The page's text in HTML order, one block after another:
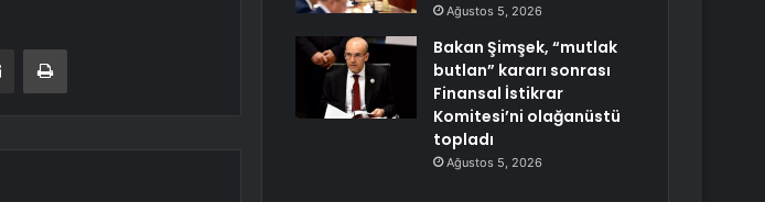
E-Posta ile paylaş Yazdır
Ağustos 5, 2026
Bakan Şimşek, “mutlak
butlan” kararı sonrası
Finansal İstikrar
Komitesi’ni olağanüstü
topladı
Ağustos 5, 2026